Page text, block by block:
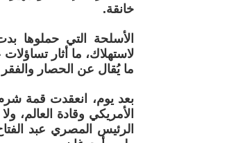
خانقة.
الأسلحة التي حملوها
لاستهلاك، ما أثار
ما يُقال عن الحصار والفقر
بعد يوم، انعقدت قمة
الأمريكي وقادة العالم،
الرئيس المصري عبد